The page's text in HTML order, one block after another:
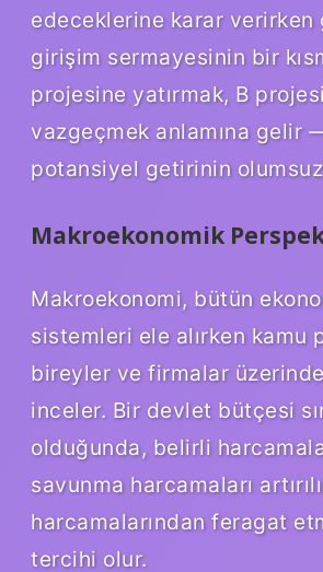
edeceklerine karar verirken
girişim sermayesinin bir
projesine yatırmak, B
vazgeçmek anlamına gelir
potansiyel getirinin
Makroekonomik
Makroekonomi, bütün
sistemleri ele alırken kamu
bireyler ve firmalar
inceler. Bir devlet bütçesi
olduğunda, belirli
savunma harcamaları
harcamalarından feragat
tercihi olur.